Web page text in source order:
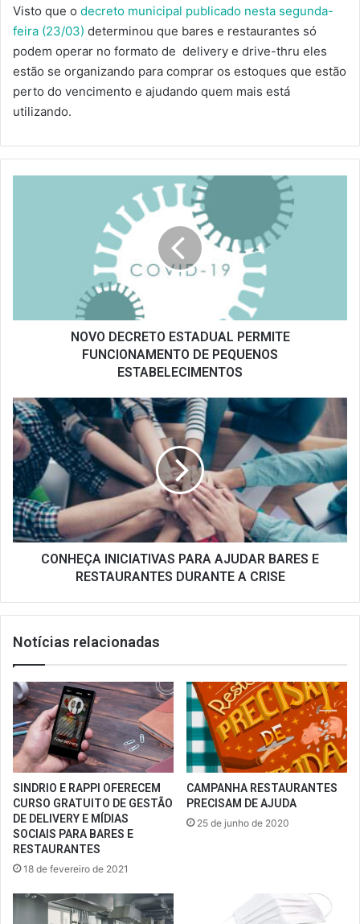
Visto que o decreto municipal publicado nesta segunda-
feira (23/03) determinou que bares e restaurantes só
podem operar no formato de delivery e drive-thru eles
estão se organizando para comprar os estoques que estão
perto do vencimento e ajudando quem mais está
utilizando.
FUNCIONAMENTO
ESTABELECIMENTOS
NOVO DECRETO ESTADUAL PERMITE
FUNCIONAMENTO DE PEQUENOS
ESTABELECIMENTOS
CONHEÇA
INICIATIVAS
PARA
AJUDAR
BARES
E
RESTAURANTES
DURANTE
A
CONHEÇA INICIATIVAS PARA AJUDAR BARES E
RESTAURANTES DURANTE A CRISE
Notícias relacionadas
SINDRIO E RAPPI OFERECEM
CURSO GRATUITO DE GESTÃO
DE DELIVERY E MÍDIAS
SOCIAIS PARA BARES E
RESTAURANTES
18 de fevereiro de 2021
CAMPANHA RESTAURANTES
PRECISAM DE AJUDA
25 de junho de 2020